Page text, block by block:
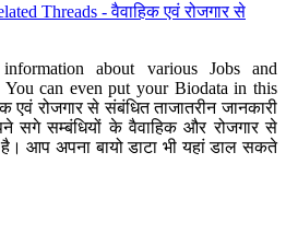
Threads - वैवाहिक एवं रोजगार से
about various Jobs and
can even put your Biodata in this
रोजगार से संबंधित ताजातरीन जानकारी
सगे सम्बंधियों के वैवाहिक और रोजगार से
आप अपना बायो डाटा भी यहां डाल सकते